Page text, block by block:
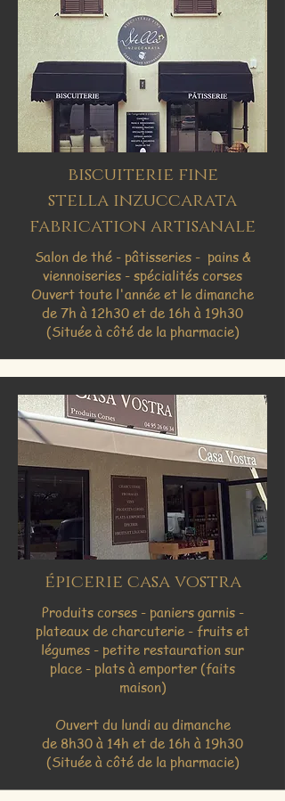
biscuiterie fine
stella inzuccarata
fabrication artisanale
Salon de thé - pâtisseries - pains &
viennoiseries - spécialités corses
Ouvert toute l'année et le dimanche
de 7h à 12h30 et de 16h à 19h30
(Située à côté de la pharmacie)
épicerie casa vostra
Produits corses - paniers garnis -
plateaux de charcuterie - fruits et
légumes - petite restauration sur
place - plats à emporter (faits
maison)
Ouvert du lundi au dimanche
de 8h30 à 14h et de 16h à 19h30
(Située à côté de la pharmacie)